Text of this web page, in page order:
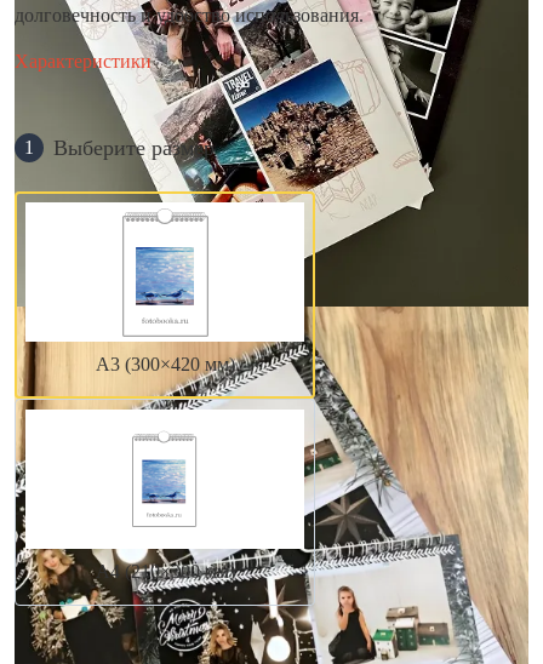
долговечность и удобство использования.
Характеристики
1 Выберите размер
А3 (300×420 мм)
А4 (210×300 мм)